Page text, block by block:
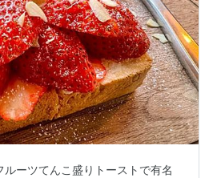
ーツてんこ盛りトーストで有名